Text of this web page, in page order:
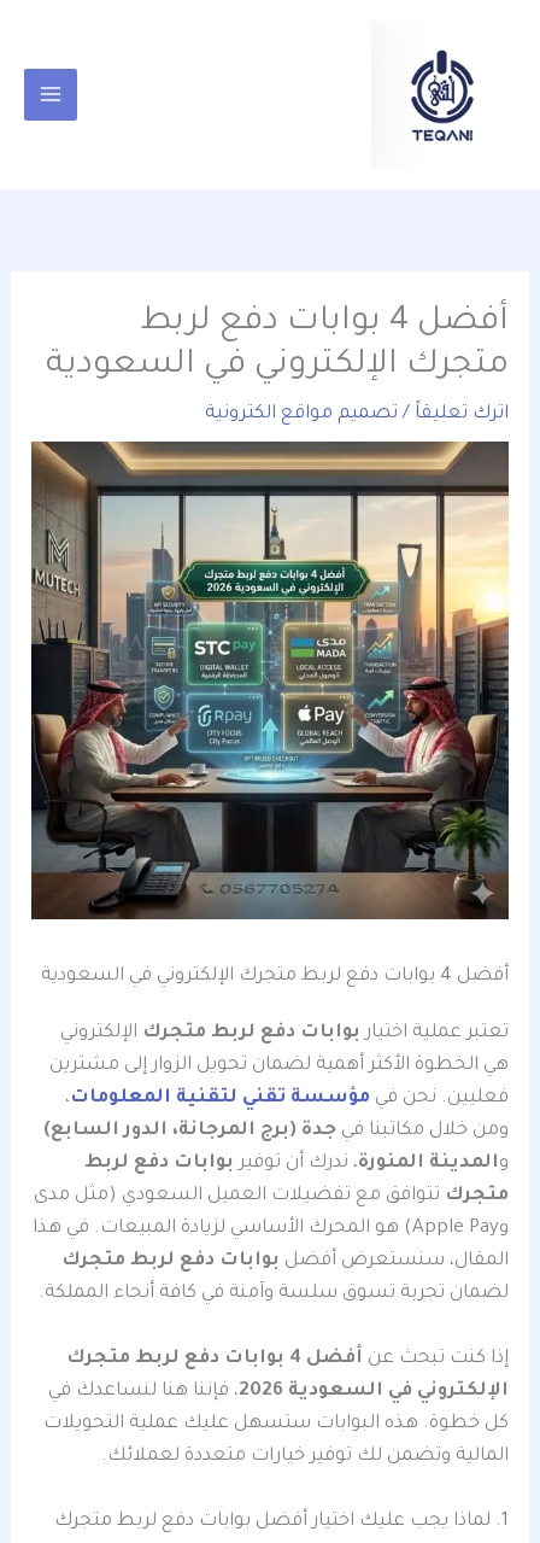
المحتوى
أفضل 4 بوابات دفع لربط
متجرك الإلكتروني في السعودية
اترك تعليقاً / تصميم مواقع الكترونية
أفضل 4 بوابات دفع لربط متجرك الإلكتروني في السعودية
تعتبر عملية اختيار بوابات دفع لربط متجرك الإلكتروني
هي الخطوة الأكثر أهمية لضمان تحويل الزوار إلى مشترين
فعليين. نحن في مؤسسة تقني لتقنية المعلومات،
ومن خلال مكاتبنا فيجدة (برج المرجانة، الدور السابع)
والمدينة المنورة، ندرك أن توفير بوابات دفع لربط
متجرك تتوافق مع تفضيلات العميل السعودي (مثل مدى
وApple Pay) هو المحرك الأساسي لزيادة المبيعات. في هذا
المقال، سنستعرض أفضل بوابات دفع لربط متجرك
لضمان تجربة تسوق سلسة وآمنة في كافة أنحاء المملكة.
إذا كنت تبحث عن
أفضل 4 بوابات دفع لربط متجرك
الإلكتروني في السعودية 2026
، فإننا هنا لنساعدك في
كل خطوة. هذه البوابات ستسهل عليك عملية التحويلات
المالية وتضمن لك توفير خيارات متعددة لعملائك.
1. لماذا يجب عليك اختيار أفضل بوابات دفع لربط متجرك